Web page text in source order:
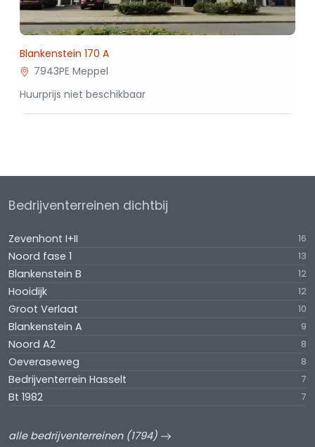
Blankenstein 170 A
7943PE Meppel
Huurprijs niet beschikbaar
Bedrijventerreinen dichtbij
Zevenhont I+II 16
Noord fase 1 13
Blankenstein B 12
Hooidijk 12
Groot Verlaat 10
Blankenstein A 9
Noord A2 8
Oeveraseweg 8
Bedrijventerrein Hasselt 7
Bt 1982 7
alle bedrijventerreinen (1794)